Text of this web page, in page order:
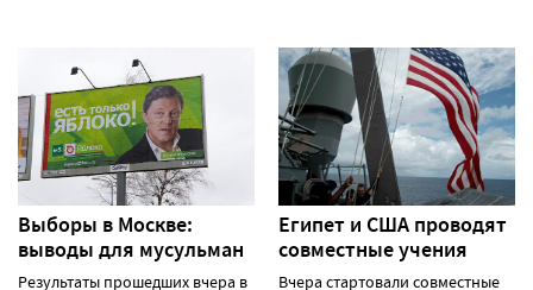
Выборы в Москве:
выводы для мусульман
Результаты прошедших вчера в
Египет и США проводят
совместные учения
Вчера стартовали совместные